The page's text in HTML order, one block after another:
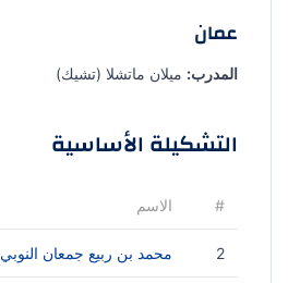
عمان
المدرب: ميلان ماتشلا (تشيك)
التشكيلة الأساسية
# الاسم
2 محمد بن ربيع جمعان النوبي